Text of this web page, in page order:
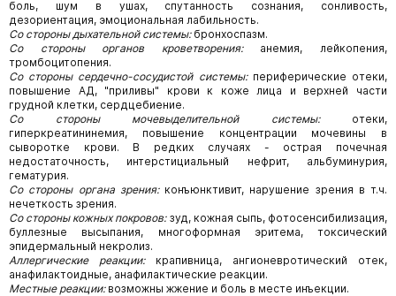
боль, шум в ушах, спутанность сознания, сонливость,
дезориентация, эмоциональная лабильность.
Со стороны дыхательной системы:бронхоспазм.
Со стороны органов кроветворения:анемия, лейкопения,
тромбоцитопения.
Со стороны сердечно-сосудистой системы:периферические отеки,
повышение АД, "приливы" крови к коже лица и верхней части
грудной клетки, сердцебиение.
Со стороны мочевыделительной системы:отеки,
гиперкреатининемия, повышение концентрации мочевины в
сыворотке крови. В редких случаях - острая почечная
недостаточность, интерстициальный нефрит, альбуминурия,
гематурия.
Со стороны органа зрения:конъюнктивит, нарушение зрения в т.ч.
нечеткость зрения.
Со стороны кожных покровов:зуд, кожная сыпь, фотосенсибилизация,
буллезные высыпания, многоформная эритема, токсический
эпидермальный некролиз.
Аллергические реакции:крапивница, ангионевротический отек,
анафилактоидные, анафилактические реакции.
Местные реакции:возможны жжение и боль в месте инъекции.